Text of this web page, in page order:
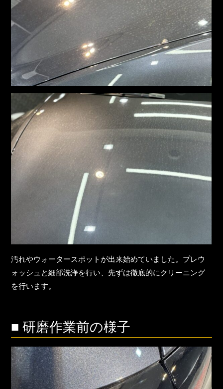
汚れやウォータースポットが出来始めていました。プレウ
ォッシュと細部洗浄を行い、先ずは徹底的にクリーニング
を行います。
■ 研磨作業前の様子